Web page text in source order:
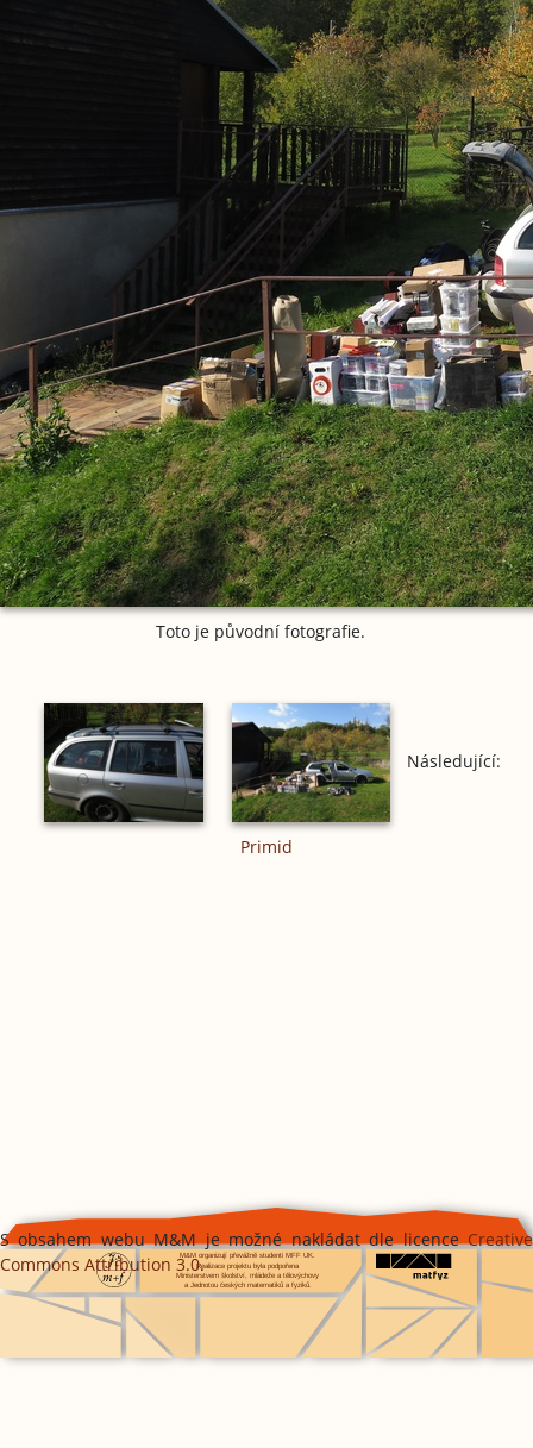
Toto je původní fotografie.
Následující:
Primid
S obsahem webu M&M je možné nakládat dle licenceCreative
Commons Attribution 3.0.